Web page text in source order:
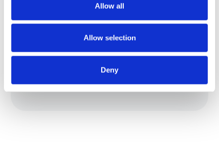
Allow all
Allow selection
Deny